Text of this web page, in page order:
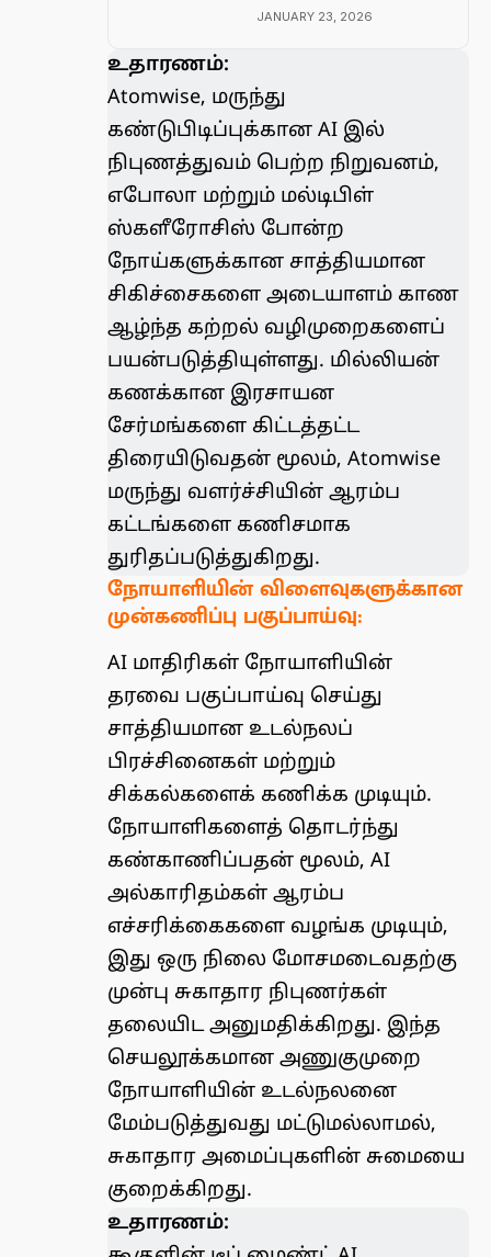
JANUARY 23, 2026
உதாரணம்:
Atomwise, மருந்து
கண்டுபிடிப்புக்கான AI இல்
நிபுணத்துவம் பெற்ற நிறுவனம்,
எபோலா மற்றும் மல்டிபிள்
ஸ்களீரோசிஸ் போன்ற
நோய்களுக்கான சாத்தியமான
சிகிச்சைகளை அடையாளம் காண
ஆழ்ந்த கற்றல் வழிமுறைகளைப்
பயன்படுத்தியுள்ளது. மில்லியன்
கணக்கான இரசாயன
சேர்மங்களை கிட்டத்தட்ட
திரையிடுவதன் மூலம், Atomwise
மருந்து வளர்ச்சியின் ஆரம்ப
கட்டங்களை கணிசமாக
துரிதப்படுத்துகிறது.
நோயாளியின் விளைவுகளுக்கான
முன்கணிப்பு பகுப்பாய்வு:
AI மாதிரிகள் நோயாளியின்
தரவை பகுப்பாய்வு செய்து
சாத்தியமான உடல்நலப்
பிரச்சினைகள் மற்றும்
சிக்கல்களைக் கணிக்க முடியும்.
நோயாளிகளைத் தொடர்ந்து
கண்காணிப்பதன் மூலம், AI
அல்காரிதம்கள் ஆரம்ப
எச்சரிக்கைகளை வழங்க முடியும்,
இது ஒரு நிலை மோசமடைவதற்கு
முன்பு சுகாதார நிபுணர்கள்
தலையிட அனுமதிக்கிறது. இந்த
செயலூக்கமான அணுகுமுறை
நோயாளியின் உடல்நலனை
மேம்படுத்துவது மட்டுமல்லாமல்,
சுகாதார அமைப்புகளின் சுமையை
குறைக்கிறது.
உதாரணம்: